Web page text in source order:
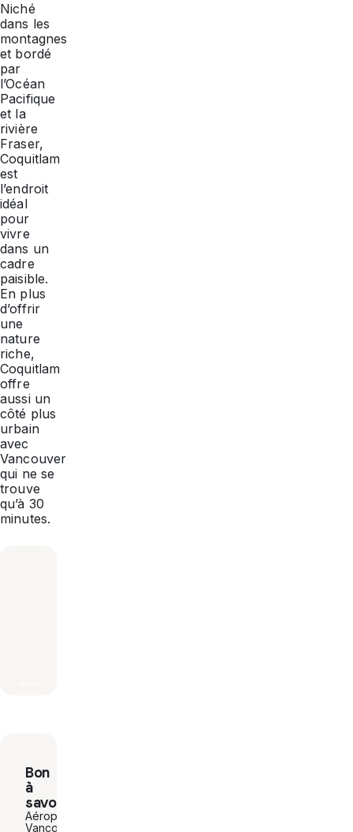
Niché
dans les
montagnes
et bordé
par
l’Océan
Pacifique
et la
rivière
Fraser,
Coquitlam
est
l’endroit
idéal
pour
vivre
dans un
cadre
paisible.
En plus
d’offrir
une
nature
riche,
Coquitlam
offre
aussi un
côté plus
urbain
avec
Vancouver
qui ne se
trouve
qu’à 30
minutes.
Bon
à
savoir
Aéroport :
Vancouver